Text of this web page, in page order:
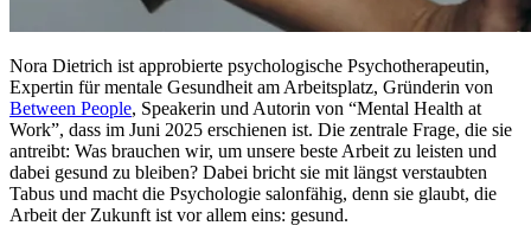
Nora Dietrich ist approbierte psychologische Psychotherapeutin,
Expertin für mentale Gesundheit am Arbeitsplatz, Gründerin von
Between People, Speakerin und Autorin von “Mental Health at
Work”, dass im Juni 2025 erschienen ist. Die zentrale Frage, die sie
antreibt: Was brauchen wir, um unsere beste Arbeit zu leisten und
dabei gesund zu bleiben? Dabei bricht sie mit längst verstaubten
Tabus und macht die Psychologie salonfähig, denn sie glaubt, die
Arbeit der Zukunft ist vor allem eins: gesund.